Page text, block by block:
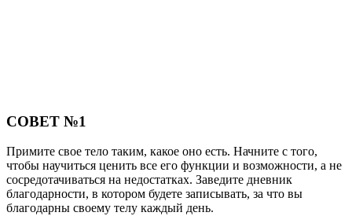
СОВЕТ №1
Примите свое тело таким, какое оно есть. Начните с того,
чтобы научиться ценить все его функции и возможности, а не
сосредотачиваться на недостатках. Заведите дневник
благодарности, в котором будете записывать, за что вы
благодарны своему телу каждый день.